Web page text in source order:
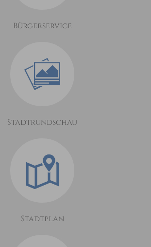
Bürgerservice
Stadtrundschau
Stadtplan